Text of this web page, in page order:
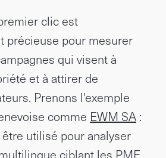
clic est
précieuse pour mesurer
qui visent à
et à attirer de
Prenons l'exemple
comme EWM SA :
utilisé pour analyser
ciblant les PME